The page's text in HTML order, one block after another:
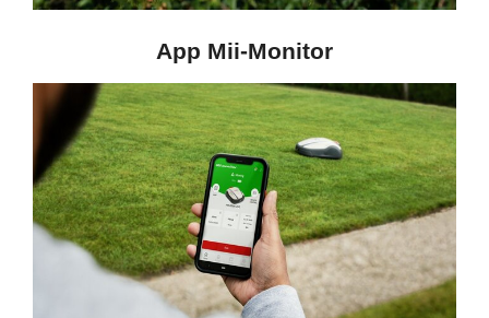
App Mii-Monitor